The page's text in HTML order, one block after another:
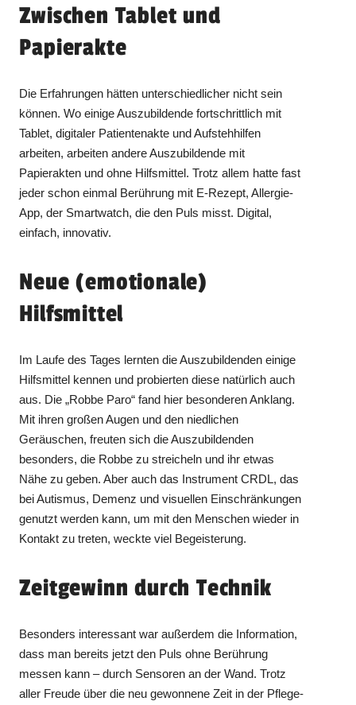
Zwischen Tablet und
Papierakte
Die Erfahrungen hätten unterschiedlicher nicht sein
können. Wo einige Auszubildende fortschrittlich mit
Tablet, digitaler Patientenakte und Aufstehhilfen
arbeiten, arbeiten andere Auszubildende mit
Papierakten und ohne Hilfsmittel. Trotz allem hatte fast
jeder schon einmal Berührung mit E‑Rezept, Allergie-
App, der Smartwatch, die den Puls misst. Digital,
einfach, innovativ.
Neue (emotionale)
Hilfsmittel
Im Laufe des Tages lernten die Auszubildenden einige
Hilfsmittel kennen und probierten diese natürlich auch
aus. Die „Robbe Paro“ fand hier besonderen Anklang.
Mit ihren großen Augen und den niedlichen
Geräuschen, freuten sich die Auszubildenden
besonders, die Robbe zu streicheln und ihr etwas
Nähe zu geben. Aber auch das Instrument CRDL, das
bei Autismus, Demenz und visuellen Einschränkungen
genutzt werden kann, um mit den Menschen wieder in
Kontakt zu treten, weckte viel Begeisterung.
Zeitgewinn durch Technik
Besonders interessant war außerdem die Information,
dass man bereits jetzt den Puls ohne Berührung
messen kann – durch Sensoren an der Wand. Trotz
aller Freude über die neu gewonnene Zeit in der Pflege-